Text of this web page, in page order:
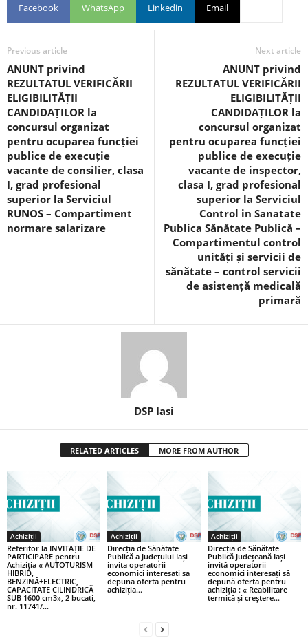
Facebook WhatsApp Linkedin Email
Previous article
ANUNT privind
REZULTATUL VERIFICĂRII
ELIGIBILITĂȚII
CANDIDAȚILOR la
concursul organizat
pentru ocuparea funcției
publice de execuție
vacante de consilier, clasa
I, grad profesional
superior la Serviciul
RUNOS – Compartiment
normare salarizare
Next article
ANUNT privind
REZULTATUL VERIFICĂRII
ELIGIBILITĂȚII
CANDIDAȚILOR la
concursul organizat
pentru ocuparea funcției
publice de execuție
vacante de inspector,
clasa I, grad profesional
superior la Serviciul
Control in Sanatate
Publica Sănătate Publică –
Compartimentul control
unități și servicii de
sănătate – control servicii
de asistență medicală
primară
DSP Iasi
RELATED ARTICLES MORE FROM AUTHOR
Achiziții
Referitor la INVITAȚIE DE
PARTICIPARE pentru
Achiziția « AUTOTURISM
HIBRID,
BENZINĂ+ELECTRIC,
CAPACITATE CILINDRICĂ
SUB 1600 cm3», 2 bucati,
nr. 11741/...
Achiziții
Direcția de Sănătate
Publică a Județului Iași
invita operatorii
economici interesati sa
depuna oferta pentru
achiziția...
Achiziții
Direcția de Sănătate
Publică Județeană Iași
invită operatorii
economici interesați să
depună oferta pentru
achiziția : « Reabilitare
termică și creștere...